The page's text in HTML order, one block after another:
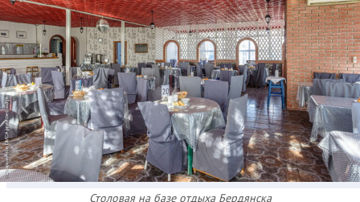
Столовая на базе отдыха Бердянска